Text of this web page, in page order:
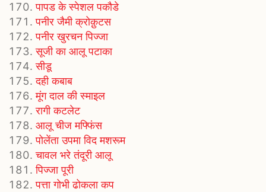
पापड के स्पेशल पकौडे
पनीर जैमी क्रोक़ुटस
पनीर खुरचन पिज्जा
सूजी का आलू पटाका
सीडू
दही कबाब
मूंग दाल की स्माइल
रागी कटलेट
आलू चीज मफ्फिंस
पोलेंता उपमा विद मशरूम
चावल भरे तंदूरी आलू
पिज्जा पूरी
पत्ता गोभी ढोकला कप